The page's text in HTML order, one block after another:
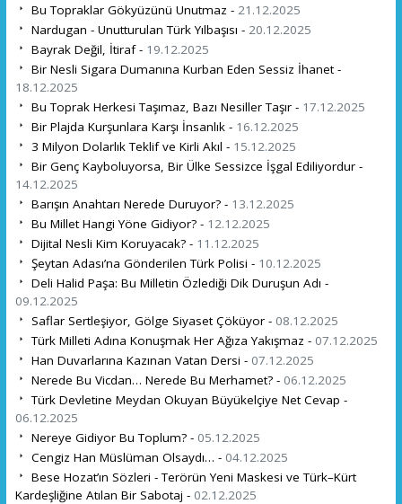
Bu Topraklar Gökyüzünü Unutmaz - 21.12.2025
Nardugan - Unutturulan Türk Yılbaşısı - 20.12.2025
Bayrak Değil, İtiraf - 19.12.2025
Bir Nesli Sigara Dumanına Kurban Eden Sessiz İhanet -
18.12.2025
Bu Toprak Herkesi Taşımaz, Bazı Nesiller Taşır - 17.12.2025
Bir Plajda Kurşunlara Karşı İnsanlık - 16.12.2025
3 Milyon Dolarlık Teklif ve Kirli Akıl - 15.12.2025
Bir Genç Kayboluyorsa, Bir Ülke Sessizce İşgal Ediliyordur -
14.12.2025
Barışın Anahtarı Nerede Duruyor? - 13.12.2025
Bu Millet Hangi Yöne Gidiyor? - 12.12.2025
Dijital Nesli Kim Koruyacak? - 11.12.2025
Şeytan Adası’na Gönderilen Türk Polisi - 10.12.2025
Deli Halid Paşa: Bu Milletin Özlediği Dik Duruşun Adı -
09.12.2025
Saflar Sertleşiyor, Gölge Siyaset Çöküyor - 08.12.2025
Türk Milleti Adına Konuşmak Her Ağıza Yakışmaz - 07.12.2025
Han Duvarlarına Kazınan Vatan Dersi - 07.12.2025
Nerede Bu Vicdan… Nerede Bu Merhamet? - 06.12.2025
Türk Devletine Meydan Okuyan Büyükelçiye Net Cevap -
06.12.2025
Nereye Gidiyor Bu Toplum? - 05.12.2025
Cengiz Han Müslüman Olsaydı… - 04.12.2025
Bese Hozat’ın Sözleri - Terörün Yeni Maskesi ve Türk–Kürt
Kardeşliğine Atılan Bir Sabotaj - 02.12.2025